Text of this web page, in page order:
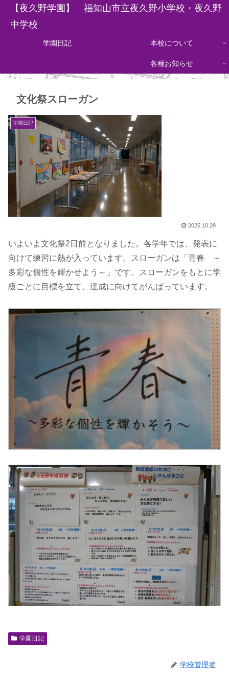
【夜久野学園】 福知山市立夜久野小学校・夜久野
中学校
学園日記 本校について
各種お知らせ
文化祭スローガン
学園日記
2025.10.29
いよいよ文化祭2日前となりました。各学年では、発表に
向けて練習に熱が入っています。スローガンは「青春 ～
多彩な個性を輝かせよう～」です。スローガンをもとに学
級ごとに目標を立て、達成に向けてがんばっています。
学園日記
学校管理者